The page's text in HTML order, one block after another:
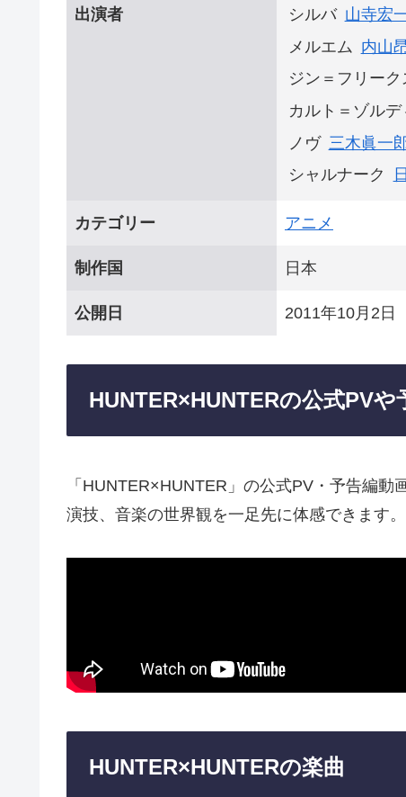
出演者
シルバ 山寺宏
メルエム 内山
ジン＝フリーク
カルト＝ゾルデ
ノヴ 三木眞一
シャルナーク
カテゴリー アニメ
制作国 日本
公開日 2011年10月2日
HUNTER×HUNTERの公式PVや
「HUNTER×HUNTER」の公式PV・予告編
演技、音楽の世界観を一足先に体感できます。
HUNTER×HUNTERの楽曲